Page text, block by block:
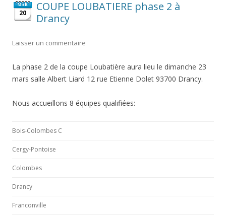
MAR
20
COUPE LOUBATIERE phase 2 à
Drancy
Laisser un commentaire
La phase 2 de la coupe Loubatière aura lieu le dimanche 23
mars salle Albert Liard 12 rue Etienne Dolet 93700 Drancy.
Nous accueillons 8 équipes qualifiées:
Bois-Colombes C
Cergy-Pontoise
Colombes
Drancy
Franconville